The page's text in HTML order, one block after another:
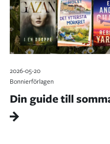
2026-05-20
Bonnierförlagen
Din guide till